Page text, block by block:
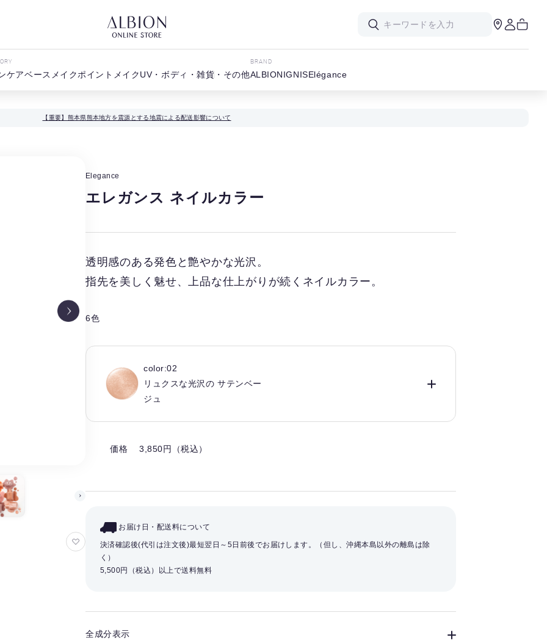
ケアベースメイクポイントメイクUV・ボディ・雑貨・その他
BRAND
ALBIONIGNISElégance
【重要】熊本県熊本地方を震源とする地震による配送影響について
お
Elegance
エレガンス ネイルカラー
透明感のある発色と艶やかな光沢。
指先を美しく魅せ、上品な仕上がりが続くネイルカラー。
6色
color:02
リュクスな光沢の サテンベー
ジュ
価格 3,850円（税込）
お届け日・配送料について
決済確認後(代引は注文後)最短翌日～5日前後でお届けします。（但し、沖縄本島以外の離島は除
く）
5,500円（税込）以上で送料無料
全成分表示